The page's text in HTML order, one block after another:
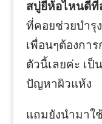
สบู่ยี่ห้อไหนดีที่
ที่คอยช่วยบำรุ
เพื่อนๆต้องกา
ตัวนี้เลยค่ะ เ
ปัญหาผิวแห้ง
แถมยังนำมาใ